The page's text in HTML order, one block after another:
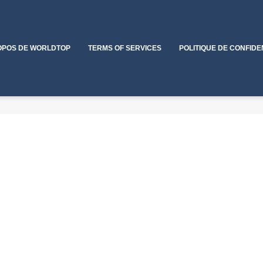
DE WORLDTOP TERMS OF SERVICES POLITIQUE DE